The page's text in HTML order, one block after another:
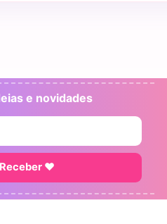
e novidades
♥